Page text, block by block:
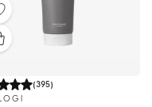
(395)